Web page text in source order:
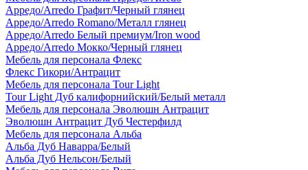
Арредо/Arredo Графит/Черный глянец
Арредо/Arredo Romano/Металл глянец
Арредо/Arredo Белый премиум/Iron wood
Арредо/Arredo Мокко/Черный глянец
Мебель для персонала Флекс
Флекс Гикори/Антрацит
Мебель для персонала Tour Light
Tour Light Дуб калифорнийский/Белый металл
Мебель для персонала Эволюшн Антрацит
Эволюшн Антрацит Дуб Честерфилд
Мебель для персонала Альба
Альба Дуб Наварра/Белый
Альба Дуб Нельсон/Белый